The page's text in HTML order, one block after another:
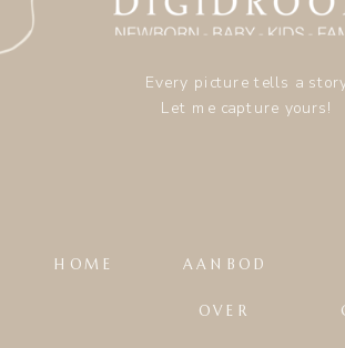
OVER
AANBOD
HOME
Every picture tells a
Let me capture yours!